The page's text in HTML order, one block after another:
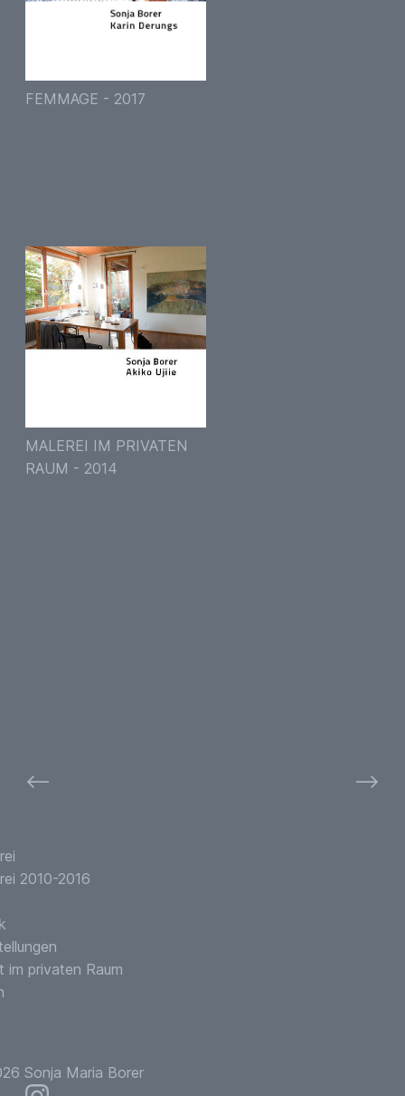
FEMMAGE - 2017
MALEREI IM PRIVATEN
RAUM - 2014
⟵ ⟶
2010-2016
im privaten Raum
Sonja Maria Borer